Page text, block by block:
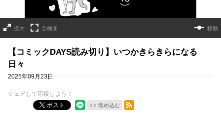
拡大 全画面 移動
【コミックDAYS読み切り】いつかきらきらになる
日々
2025年09月23日
シェアして応援しよう！
ポスト
埋め込む
RSSフィード